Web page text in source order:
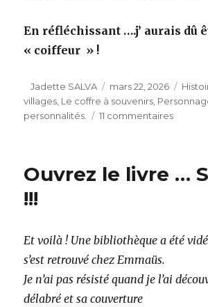
En réfléchissant ….j’ aurais dû
« coiffeur » !
Auteur
Jadette SALVA
Publié
le
mars 22, 2026
villages Le coffre à souvenirs
personnalités.
11 commentairessur
passé
Ouvrez le livre …
!!!
Et voilà ! Une bibliothèque a été
s’est retrouvé chez Emmaüs.
Je n’ai pas résisté quand je l’ai
délabré et sa couverture